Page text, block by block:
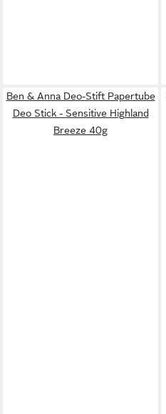
Ben & Anna Deo-Stift Papertube
Deo Stick - Sensitive Highland
Breeze 40g